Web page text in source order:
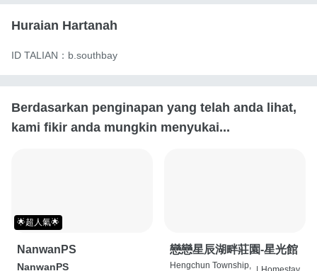
Huraian Hartanah
ID TALIAN：b.southbay
Berdasarkan penginapan yang telah anda lihat,
kami fikir anda mungkin menyukai...
🌟超人氣🌟
NanwanPS
NanwanPS
戀戀星辰湖畔莊園-星光館
Hengchun Township,